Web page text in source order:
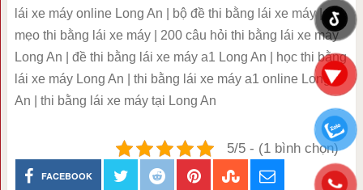
lái xe máy online Long An | bộ đề thi bằng lái xe máy |
mẹo thi bằng lái xe máy | 200 câu hỏi thi bằng lái xe máy
Long An | đề thi bằng lái xe máy a1 Long An | học thi bằng
lái xe máy Long An | thi bằng lái xe máy a1 online Long
An | thi bằng lái xe máy tại Long An
5/5 - (1 bình chọn)
FACEBOOK